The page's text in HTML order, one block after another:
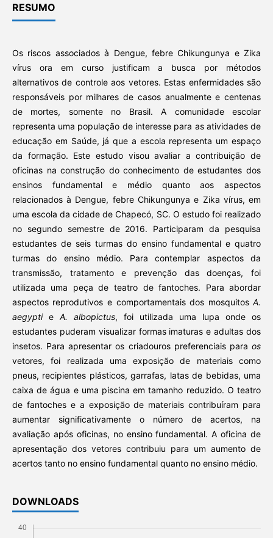
RESUMO
Os riscos associados à Dengue, febre Chikungunya e Zika
vírus ora em curso justificam a busca por métodos
alternativos de controle aos vetores. Estas enfermidades são
responsáveis por milhares de casos anualmente e centenas
de mortes, somente no Brasil. A comunidade escolar
representa uma população de interesse para as atividades de
educação em Saúde, já que a escola representa um espaço
da formação. Este estudo visou avaliar a contribuição de
oficinas na construção do conhecimento de estudantes dos
ensinos fundamental e médio quanto aos aspectos
relacionados à Dengue, febre Chikungunya e Zika vírus, em
uma escola da cidade de Chapecó, SC. O estudo foi realizado
no segundo semestre de 2016. Participaram da pesquisa
estudantes de seis turmas do ensino fundamental e quatro
turmas do ensino médio. Para contemplar aspectos da
transmissão, tratamento e prevenção das doenças, foi
utilizada uma peça de teatro de fantoches. Para abordar
aspectos reprodutivos e comportamentais dos mosquitosA.
aegyptie A. albopictus, foi utilizada uma lupa onde os
estudantes puderam visualizar formas imaturas e adultas dos
insetos. Para apresentar os criadouros preferenciais paraos
vetores, foi realizada uma exposição de materiais como
pneus, recipientes plásticos, garrafas, latas de bebidas, uma
caixa de água e uma piscina em tamanho reduzido. O teatro
de fantoches e a exposição de materiais contribuíram para
aumentar significativamente o número de acertos, na
avaliação após oficinas, no ensino fundamental. A oficina de
apresentação dos vetores contribuiu para um aumento de
acertos tanto no ensino fundamental quanto no ensino médio.
DOWNLOADS